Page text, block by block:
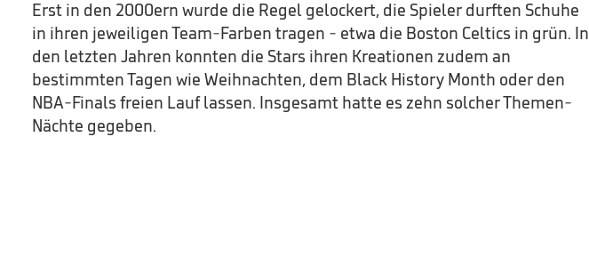
Erst in den 2000ern wurde die Regel gelockert, die Spieler durften Schuhe
in ihren jeweiligen Team-Farben tragen - etwa die Boston Celtics in grün. In
den letzten Jahren konnten die Stars ihren Kreationen zudem an
bestimmten Tagen wie Weihnachten, dem Black History Month oder den
NBA-Finals freien Lauf lassen. Insgesamt hatte es zehn solcher Themen-
Nächte gegeben.